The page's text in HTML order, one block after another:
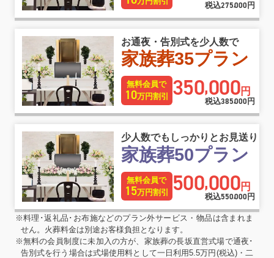
税込275,000 円
お通夜・告別式を少人数で
家族葬35プラン
無料会員で
10万円割引 350,000円
税込385,000円
少人数でもしっかりとお見送り
家族葬50プラン
無料会員で
15万円割引 500,000円
税込550,000 円
※料理･返礼品･お布施などのプラン外サービス・物品は含まれま
せん。火葬料金は別途お客様負担となります。
※無料の会員制度に未加入の方が、家族葬の長坂直営式場で通夜･
告別式を行う場合は式場使用料として一日利用5.5万円(税込)・二